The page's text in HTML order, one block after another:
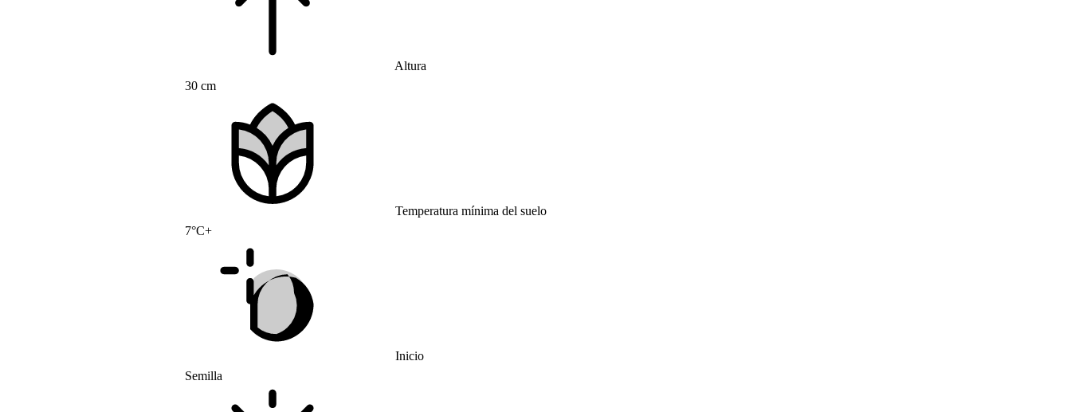
Altura
30 cm
Temperatura mínima del suelo
7°C+
Inicio
Semilla